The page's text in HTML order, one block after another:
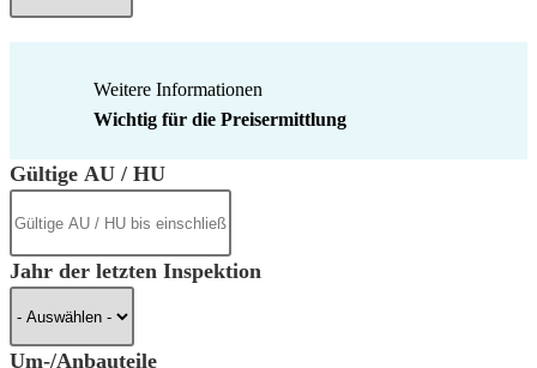
Weitere Informationen
Wichtig für die Preisermittlung
Gültige AU / HU
Jahr der letzten Inspektion
Um-/Anbauteile